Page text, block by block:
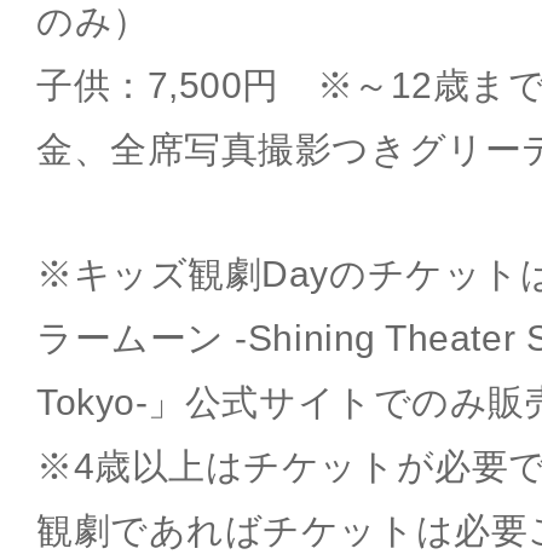
のみ）
子供：7,500円 ※～12歳まで
金、全席写真撮影つきグリー
※キッズ観劇Dayのチケット
ラームーン -Shining Theater
Tokyo-」公式サイトでのみ販
※4歳以上はチケットが必要
観劇であればチケットは必